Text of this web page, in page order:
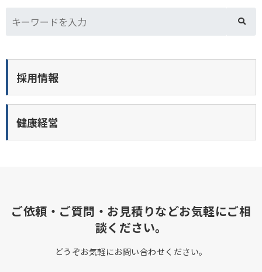
採用情報
健康経営
ご依頼・ご質問・お見積りなどお気軽にご相
談ください。
どうぞお気軽にお問い合わせください。